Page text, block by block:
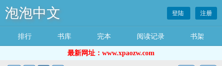
泡泡中文 登陆 注册
排行 书库 完本 阅读记录 书架
最新网址：www.xpaozw.com